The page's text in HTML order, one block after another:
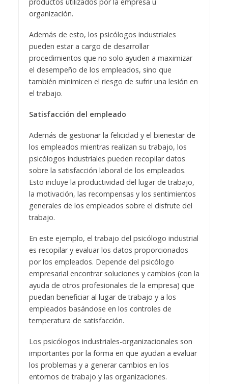
organización.
Además de esto, los psicólogos industriales
pueden estar a cargo de desarrollar
procedimientos que no solo ayuden a maximizar
el desempeño de los empleados, sino que
también minimicen el riesgo de sufrir una lesión en
el trabajo.
Satisfacción del empleado
Además de gestionar la felicidad y el bienestar de
los empleados mientras realizan su trabajo, los
psicólogos industriales pueden recopilar datos
sobre la satisfacción laboral de los empleados.
Esto incluye la productividad del lugar de trabajo,
la motivación, las recompensas y los sentimientos
generales de los empleados sobre el disfrute del
trabajo.
En este ejemplo, el trabajo del psicólogo industrial
es recopilar y evaluar los datos proporcionados
por los empleados. Depende del psicólogo
empresarial encontrar soluciones y cambios (con la
ayuda de otros profesionales de la empresa) que
puedan beneficiar al lugar de trabajo y a los
empleados basándose en los controles de
temperatura de satisfacción.
Los psicólogos industriales-organizacionales son
importantes por la forma en que ayudan a evaluar
los problemas y a generar cambios en los
entornos de trabajo y las organizaciones.